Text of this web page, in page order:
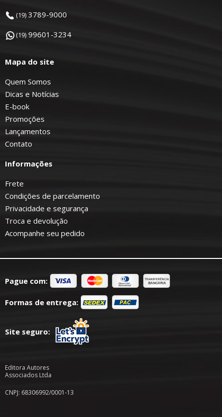
(19) 3789-9000
(19) 99601-3234
Mapa do site
Quem Somos
Dicas e Notícias
E-book
Promoções
Lançamentos
Contato
Informações
Frete
Condições de parcelamento
Privacidade e segurança
Troca e devolução
Acompanhe seu pedido
Pague com:
Formas de entrega:
Site seguro:
Editora Autores
Associados Ltda
CNPJ: 68306992/0001-13